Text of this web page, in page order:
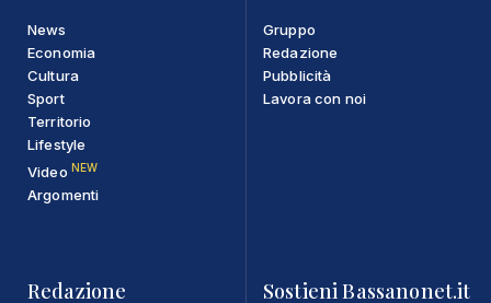
News
Economia
Cultura
Sport
Territorio
Lifestyle
Video NEW
Argomenti
Gruppo
Redazione
Pubblicità
Lavora con noi
Redazione Sostieni Bassanonet.it